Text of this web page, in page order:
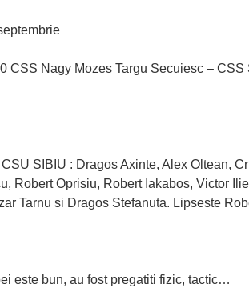
CSS Nagy Mozes Targu Secuiesc –
SIBIU : Dragos Axinte, Alex Oltean,
Robert Oprisiu, Robert Iakabos, Victor
Tarnu si Dragos Stefanuta. Lipseste
este bun, au fost pregatiti fizic, tactic…